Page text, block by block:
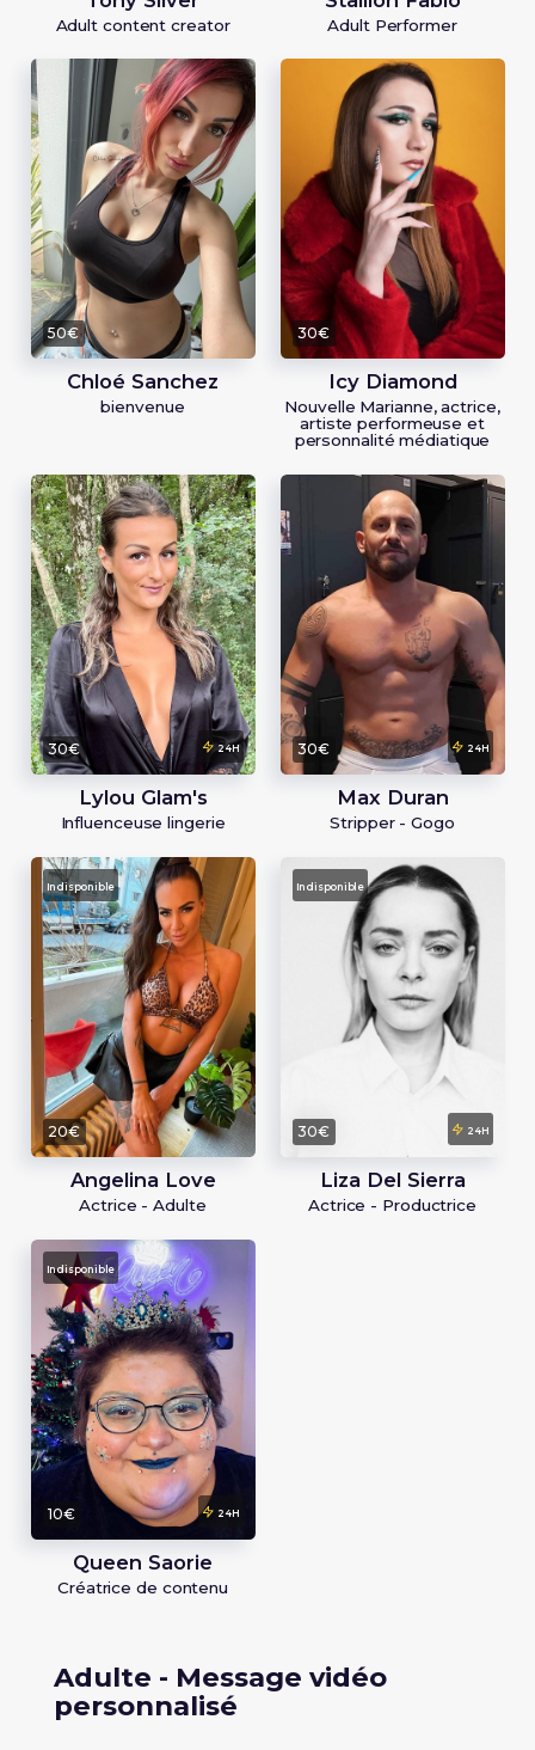
Adult content creator Adult Performer
50€
Chloé Sanchez
bienvenue
30€
Icy Diamond
Nouvelle Marianne, actrice,
artiste performeuse et
personnalité médiatique
24H
30€
Lylou Glam's
Influenceuse lingerie
24H
30€
Max Duran
Stripper - Gogo
Indisponible
20€
Angelina Love
Actrice - Adulte
Indisponible
24H
30€
Liza Del Sierra
Actrice - Productrice
Indisponible
24H
10€
Queen Saorie
Créatrice de contenu
Adulte - Message vidéo
personnalisé